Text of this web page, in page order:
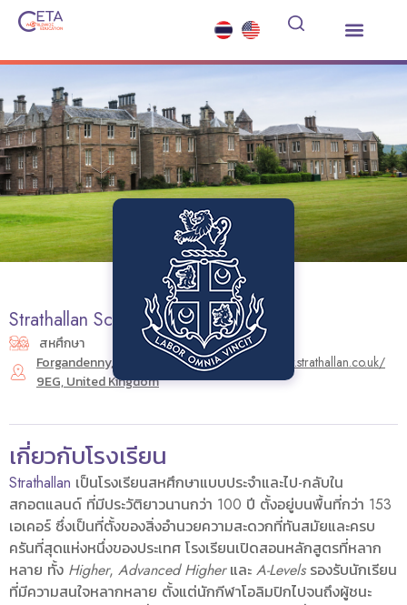
Strathallan School
สหศึกษา
Forgandenny, Perth PH2
9EG, United Kingdom
https://www.strathallan.co.uk/
เกี่ยวกับโรงเรียน
Strathallan เป็นโรงเรียนสหศึกษาแบบประจำและไป-กลับใน
สกอตแลนด์ ที่มีประวัติยาวนานกว่า 100 ปี ตั้งอยู่บนพื้นที่กว่า 153
เอเคอร์ ซึ่งเป็นที่ตั้งของสิ่งอำนวยความสะดวกที่ทันสมัยและครบ
ครันที่สุดแห่งหนึ่งของประเทศ โรงเรียนเปิดสอนหลักสูตรที่หลาก
หลาย ทั้ง Higher, Advanced Higherและ A-Levelsรองรับนักเรียน
ที่มีความสนใจหลากหลาย ตั้งแต่นักกีฬาโอลิมปิกไปจนถึงผู้ชนะ